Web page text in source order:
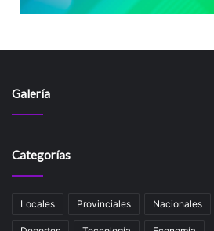
Galería
Categorías
Locales Provinciales Nacionales